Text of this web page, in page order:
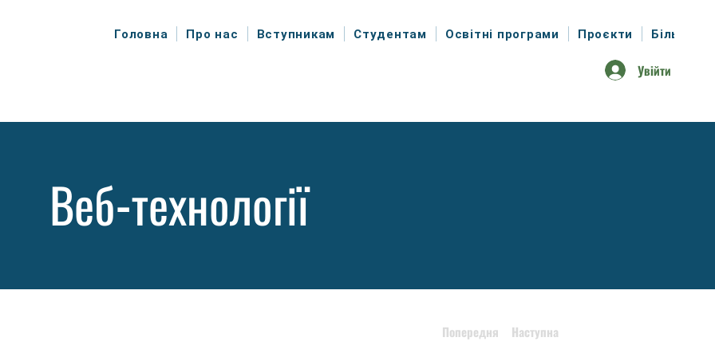
Головна Про нас Вступникам Студентам Освітні програми Проєкти Більше
Увійти
Веб-технології
Попередня Наступна